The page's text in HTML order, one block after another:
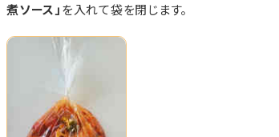
煮ソース」を入れて袋を閉じます。